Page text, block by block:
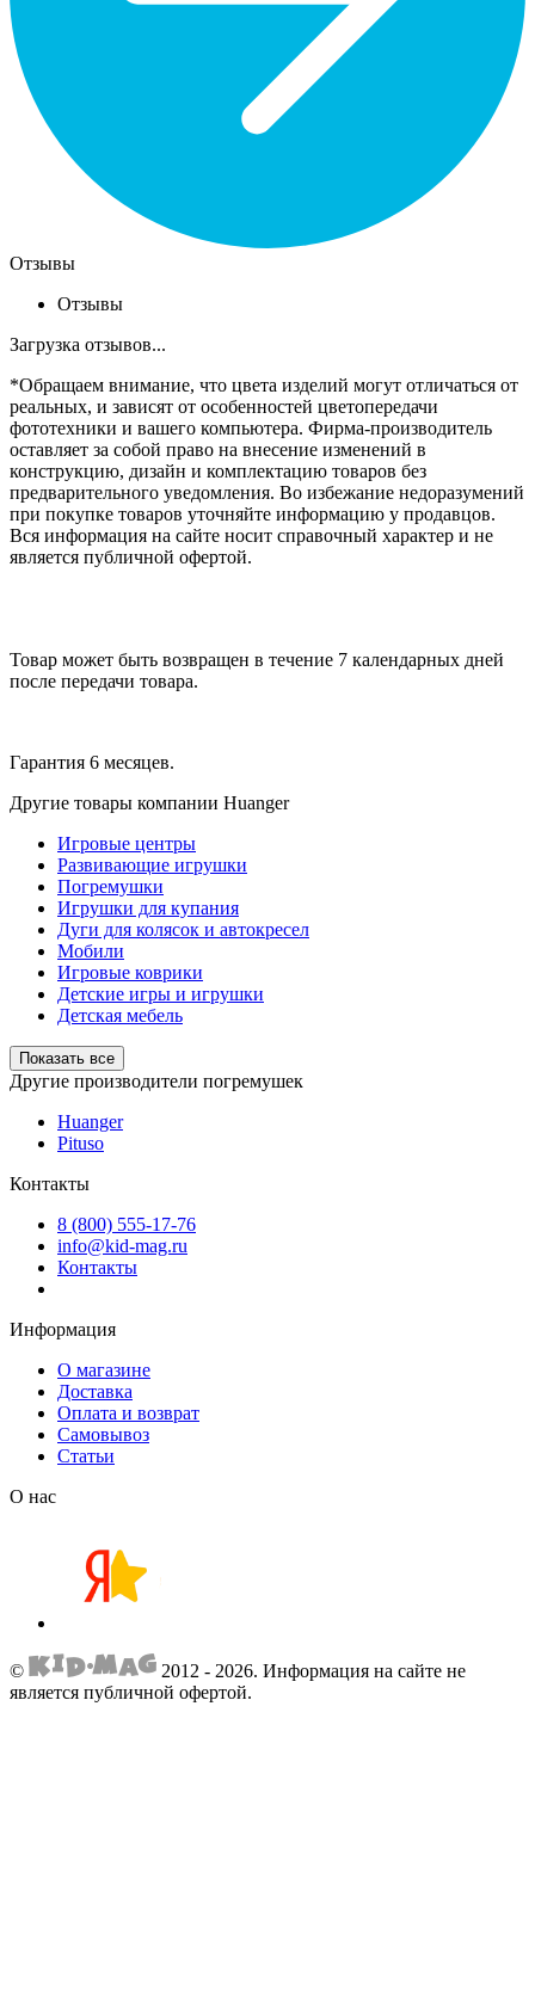
Отзывы
Отзывы
Загрузка отзывов...
*Обращаем внимание, что цвета изделий могут отличаться от
реальных, и зависят от особенностей цветопередачи
фототехники и вашего компьютера. Фирма-производитель
оставляет за собой право на внесение изменений в
конструкцию, дизайн и комплектацию товаров без
предварительного уведомления. Во избежание недоразумений
при покупке товаров уточняйте информацию у продавцов.
Вся информация на сайте носит справочный характер и не
является публичной офертой.
Товар может быть возвращен в течение 7 календарных дней
после передачи товара.
Гарантия 6 месяцев.
Другие товары компании Huanger
Игровые центры
Развивающие игрушки
Погремушки
Игрушки для купания
Дуги для колясок и автокресел
Мобили
Игровые коврики
Детские игры и игрушки
Детская мебель
Показать все
Другие производители погремушек
Huanger
Pituso
Контакты
8 (800) 555-17-76
info@kid-mag.ru
Контакты
Информация
О магазине
Доставка
Оплата и возврат
Самовывоз
Статьи
О нас
© 2012 - 2026. Информация на сайте не
является публичной офертой.